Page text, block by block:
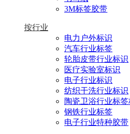
3M标签胶带
按行业
电力户外标识
汽车行业标签
轮胎皮带行业标识
医疗实验室标识
电子行业标识
纺织干洗行业标识
陶瓷卫浴行业标签
钢铁行业标签
电子行业特种胶带